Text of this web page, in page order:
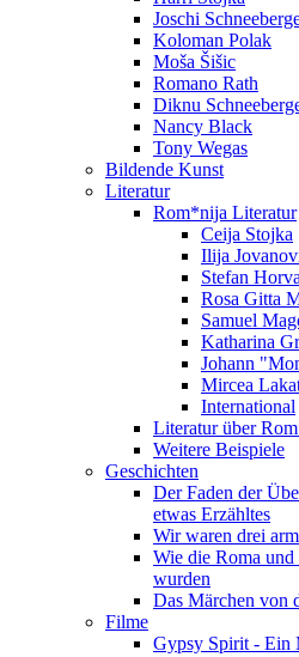
Joschi
Koloman Polak
Moša Šišic
Romano Rath
Diknu
Nancy Black
Tony Wegas
Bildende Kunst
Literatur
Rom*nija Literatur
Ceija Stojka
Ilija
Stefan
Rosa Gitta
Samuel
Katharina
Johann
Mircea
International
Literatur über
Weitere Beispiele
Geschichten
Der Faden der
etwas Erzähltes
Wir waren drei
Wie die Roma
wurden
Das Märchen von
Filme
Gypsy Spirit - Ein